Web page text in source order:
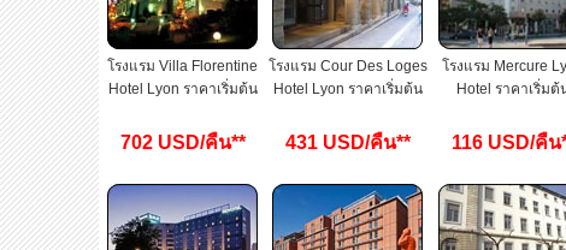
โรงแรม Villa Florentine
Hotel Lyon ราคาเริ่มต้น
โรงแรม Cour Des Loges
Hotel Lyon ราคาเริ่มต้น
โรงแรม Mercure
Hotel ราคาเริ่มต้
702 USD/คืน** 431 USD/คืน** 116 USD/คืน